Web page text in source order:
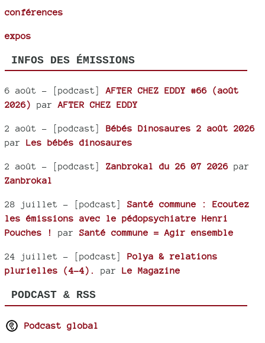
conférences
expos
INFOS DES ÉMISSIONS
6 août - [podcast] AFTER CHEZ EDDY #66 (août
2026)
par AFTER CHEZ EDDY
2 août - [podcast] Bébés Dinosaures 2 août 2026
par Les bébés dinosaures
2 août - [podcast] Zanbrokal du 26 07 2026 par
Zanbrokal
28 juillet - [podcast] Santé commune : Ecoutez
les émissions avec le pédopsychiatre Henri
Pouches !
par Santé commune = Agir ensemble
24 juillet - [podcast] Polya & relations
plurielles (4-4).
par Le Magazine
PODCAST & RSS
Podcast global